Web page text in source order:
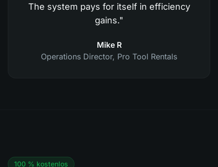
The system pays for itself in efficiency
gains."
Mike R
Operations Director, Pro Tool Rentals
100 % kostenlos